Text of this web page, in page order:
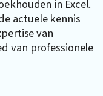
in Excel.
actuele kennis
van
van professionele